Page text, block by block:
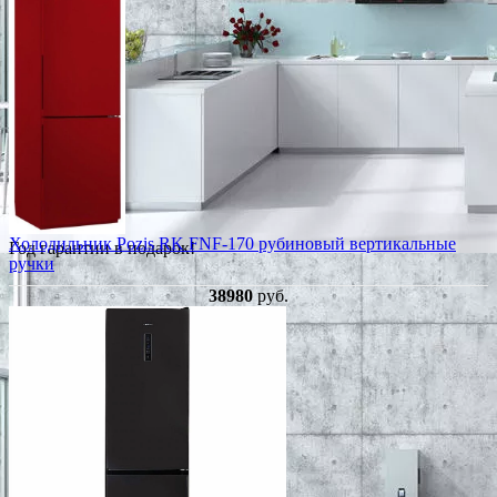
Год гарантии в подарок!
Холодильник Pozis RK FNF-170 рубиновый вертикальные
ручки
38980руб.